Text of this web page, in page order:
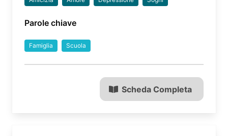
Parole chiave
Famiglia Scuola
Scheda Completa